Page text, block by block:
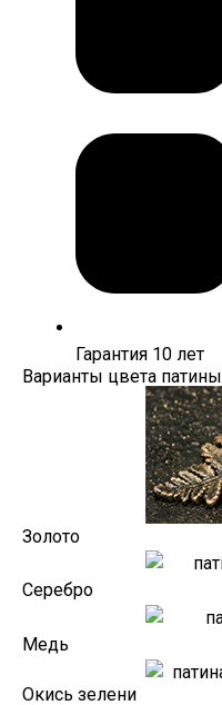
Гарантия 10 лет
Варианты цвета патины
Золото
Серебро
Медь
Окись зелени